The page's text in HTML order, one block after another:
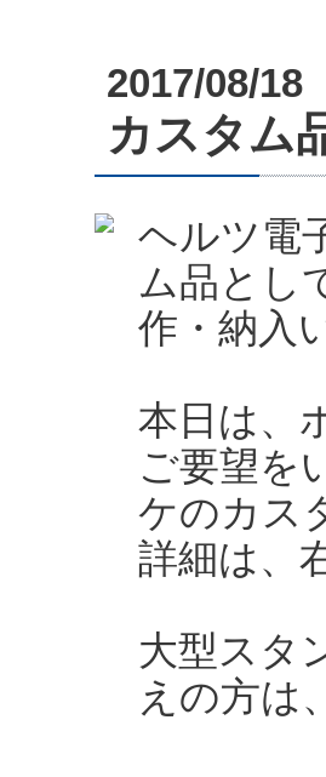
2017/08/18
カスタム
ヘルツ電
ム品とし
作・納入
本日は、
ご要望を
ケのカス
詳細は、
大型スタ
えの方は